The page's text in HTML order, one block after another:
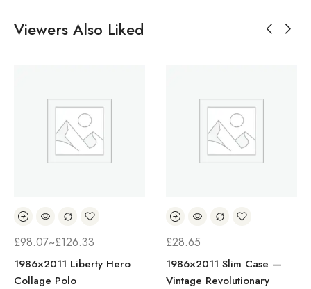
Viewers Also Liked
£98.07~£126.33
1986×2011 Liberty Hero
Collage Polo
£28.65
1986×2011 Slim Case —
Vintage Revolutionary